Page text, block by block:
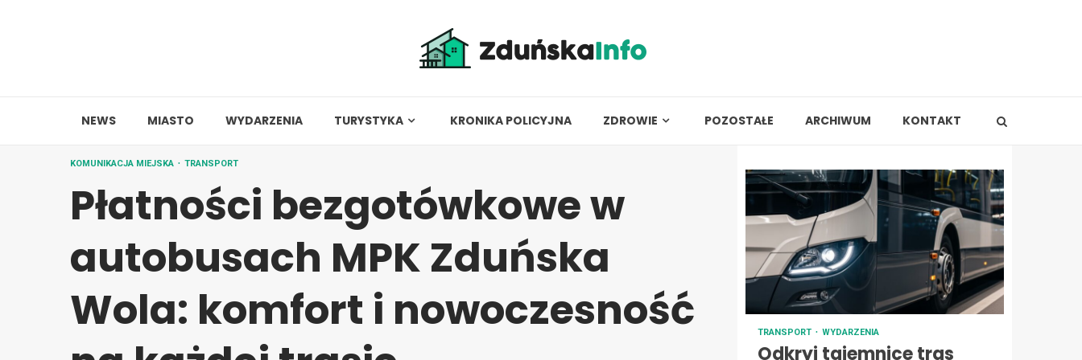
NEWS MIASTO WYDARZENIA TURYSTYKA KRONIKA POLICYJNA ZDROWIE POZOSTAŁE ARCHIWUM KONTAKT
KOMUNIKACJA MIEJSKA TRANSPORT
Płatności bezgotówkowe w
autobusach MPK Zduńska
Wola: komfort i nowoczesność
TRANSPORT WYDARZENIA
Odkryj tajemnice tras